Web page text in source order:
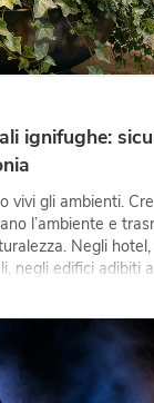
ignifughe:
vivi gli ambienti.
l’ambiente e
Negli
negli edifici adibiti
di alta
progetti di